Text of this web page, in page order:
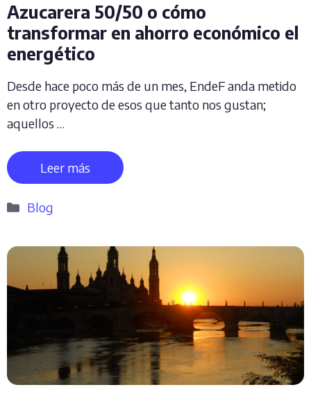
Azucarera 50/50 o cómo
transformar en ahorro económico el
energético
Desde hace poco más de un mes, EndeF anda metido
en otro proyecto de esos que tanto nos gustan;
aquellos …
Leer más
Categorías
Blog